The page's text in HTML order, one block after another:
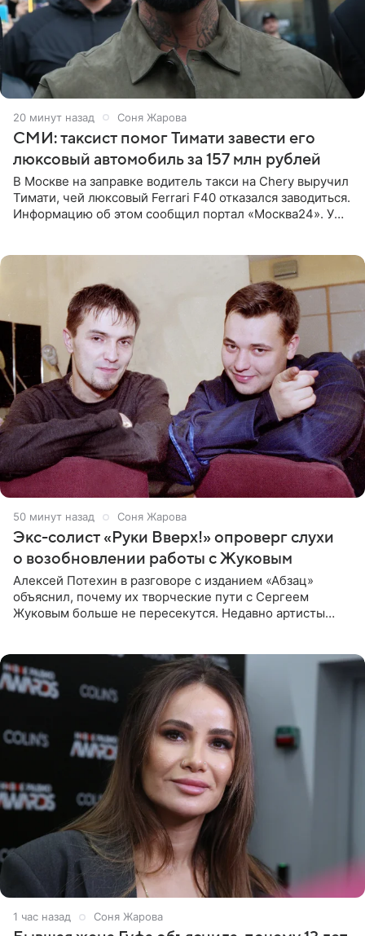
20 минут назад Соня Жарова
СМИ: таксист помог Тимати завести его
люксовый автомобиль за 157 млн рублей
В Москве на заправке водитель такси на Chery выручил
Тимати, чей люксовый Ferrari F40 отказался заводиться.
Информацию об этом сообщил портал «Москва24». У
50 минут назад Соня Жарова
Экс-солист «Руки Вверх!» опроверг слухи
о возобновлении работы с Жуковым
Алексей Потехин в разговоре с изданием «Абзац»
объяснил, почему их творческие пути с Сергеем
Жуковым больше не пересекутся. Недавно артисты
1 час назад Соня Жарова